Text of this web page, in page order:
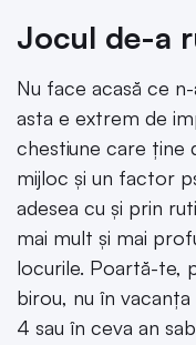
Jocul de-a
Nu face acasă ce
asta e extrem de
chestiune care ține
mijloc și un factor
adesea cu și prin
mai mult și mai
locurile. Poartă-te,
birou, nu în vacanța
4 sau în ceva an